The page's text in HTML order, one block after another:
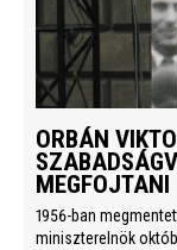
ORBÁN
MEGFOJTANI
1956-ban
miniszterelnök